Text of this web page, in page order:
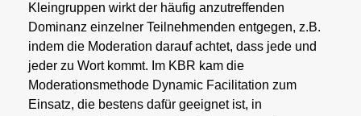
Kleingruppen wirkt der häufig anzutreffenden
Dominanz einzelner Teilnehmenden entgegen, z.B.
indem die Moderation darauf achtet, dass jede und
jeder zu Wort kommt. Im KBR kam die
Moderationsmethode Dynamic Facilitation zum
Einsatz, die bestens dafür geeignet ist, in